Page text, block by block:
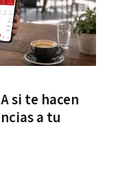
si te hacen
a tu